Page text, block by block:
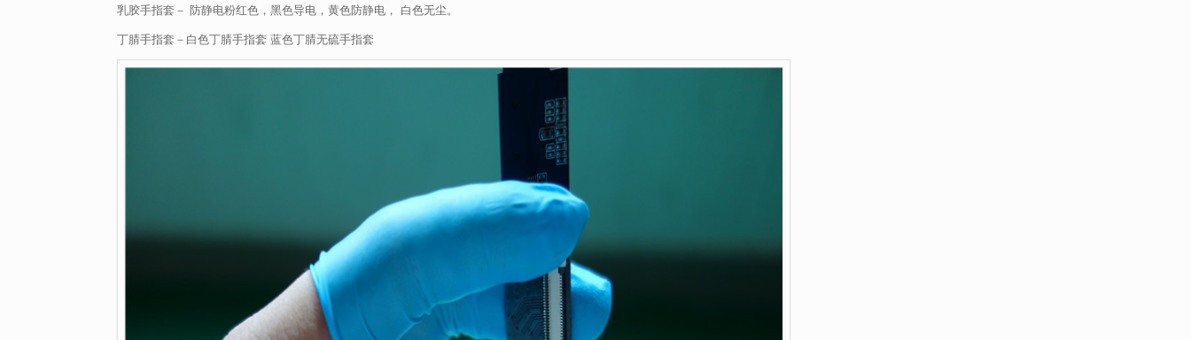
乳胶手指套－ 防静电粉红色，黑色导电，黄色防静电， 白色无尘。
丁腈手指套－白色丁腈手指套 蓝色丁腈无硫手指套